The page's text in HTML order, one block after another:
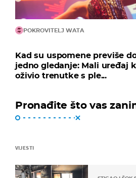
POKROVITELJ WATA
Kad su uspomene previše
jedno gledanje: Mali uređaj
oživio trenutke s ple...
Pronađite što vas
VIJESTI